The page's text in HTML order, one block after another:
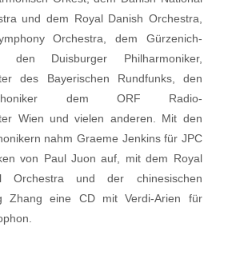
und dem Royal Danish Orchestra,
Orchestra, dem Gürzenich-
den Duisburger Philharmoniker,
des Bayerischen Rundfunks, den
dem ORF Radio-
Wien und vielen anderen. Mit den
nahm Graeme Jenkins für JPC
von Paul Juon auf, mit dem Royal
Orchestra und der chinesischen
Zhang eine CD mit Verdi-Arien für